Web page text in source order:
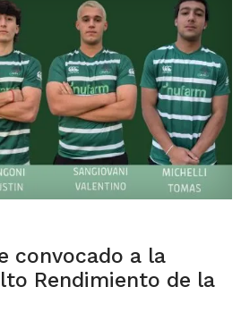
convocado a la
Rendimiento de la